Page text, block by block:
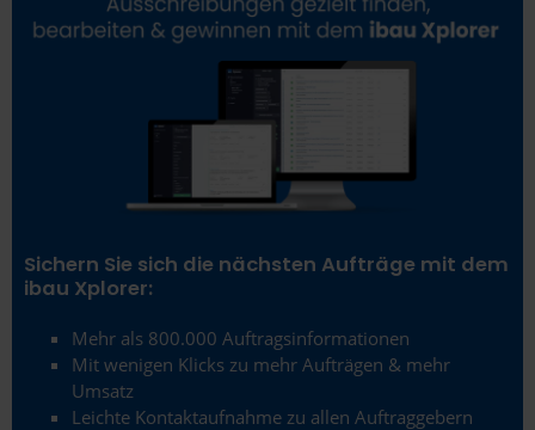
Sichern Sie sich die nächsten Aufträge mit dem
ibau Xplorer:
Mehr als 800.000 Auftragsinformationen
Mit wenigen Klicks zu mehr Aufträgen & mehr
Umsatz
Leichte Kontaktaufnahme zu allen Auftraggebern